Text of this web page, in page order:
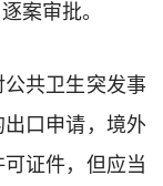
案审批。
共卫生突发事
口申请，境外
证件，但应当